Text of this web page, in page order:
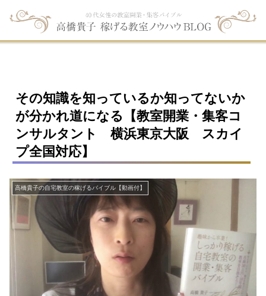
その知識を知っているか知ってないか
が分かれ道になる【教室開業・集客コ
ンサルタント 横浜東京大阪 スカイ
プ全国対応】
高橋貴子の自宅教室の稼げるバイブル【動画付】